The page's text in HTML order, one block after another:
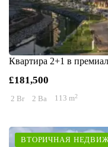
Квартира 2+1 в
£181,500
2 Br 2 Ba 113 m2
ВТОРИЧНАЯ